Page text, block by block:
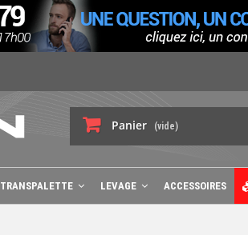
Panier (vide)
TRANSPALETTE LEVAGE ACCESSOIRES